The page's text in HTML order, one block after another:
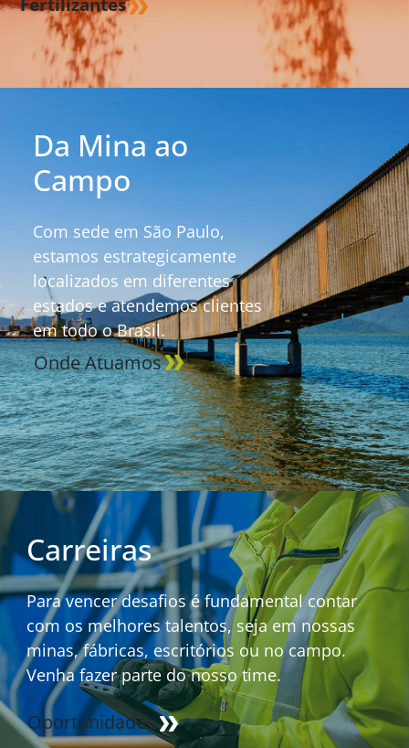
Da Mina ao
Campo
Com sede em São Paulo,
estamos estrategicamente
localizados em diferentes
estados e atendemos clientes
em todo o Brasil.
Onde Atuamos
Carreiras
Para vencer desafios é fundamental contar
com os melhores talentos, seja em nossas
minas, fábricas, escritórios ou no campo.
Venha fazer parte do nosso time.
Oportunidades